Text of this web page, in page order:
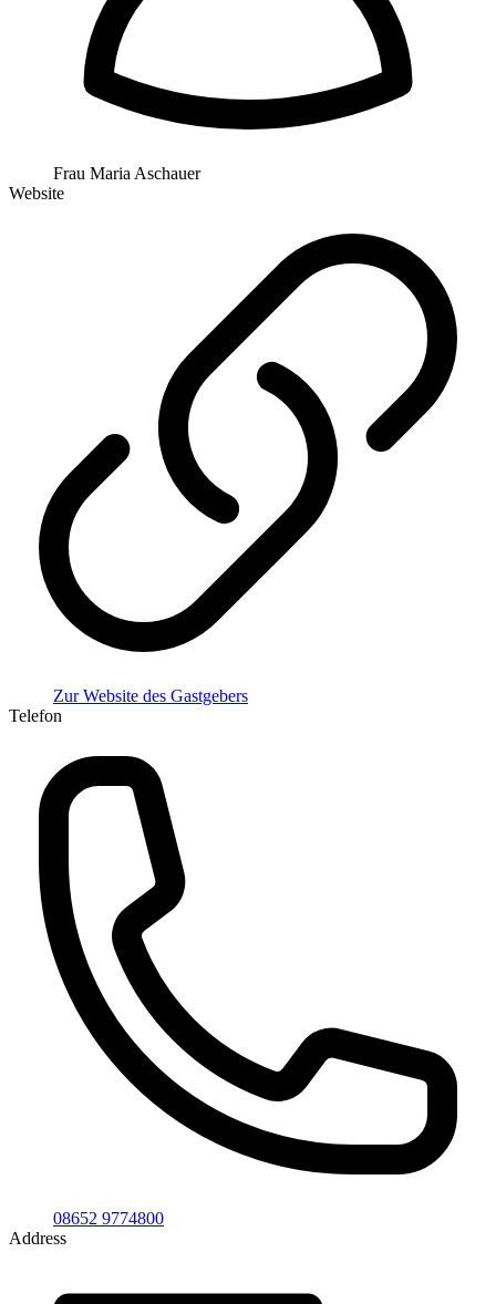
Frau Maria Aschauer
Website
Zur Website des Gastgebers
Telefon
08652 9774800
Address